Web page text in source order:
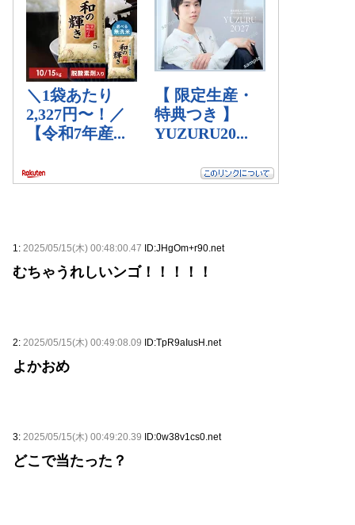
1: 2025/05/15(木) 00:48:00.47 ID:JHgOm+r90.net
むちゃうれしいンゴ！！！！！
2: 2025/05/15(木) 00:49:08.09 ID:TpR9aIusH.net
よかおめ
3: 2025/05/15(木) 00:49:20.39 ID:0w38v1cs0.net
どこで当たった？